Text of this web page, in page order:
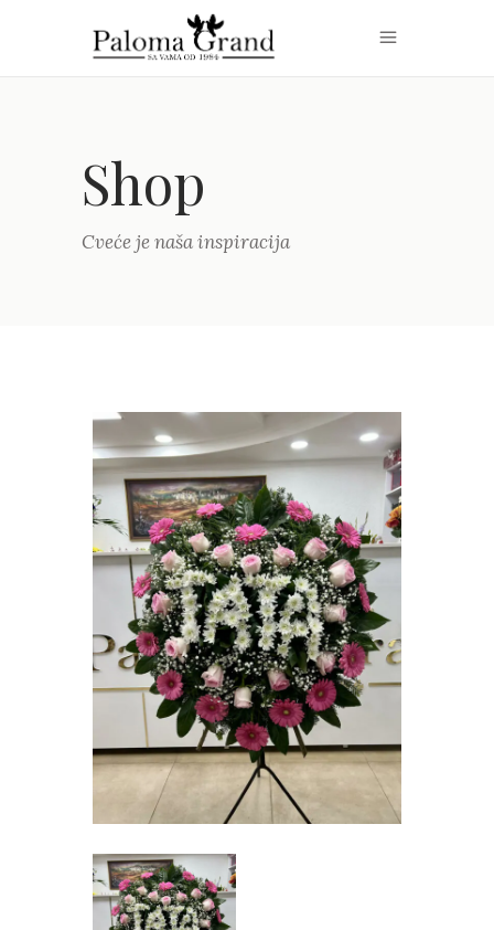
Shop
Cveće je naša inspiracija